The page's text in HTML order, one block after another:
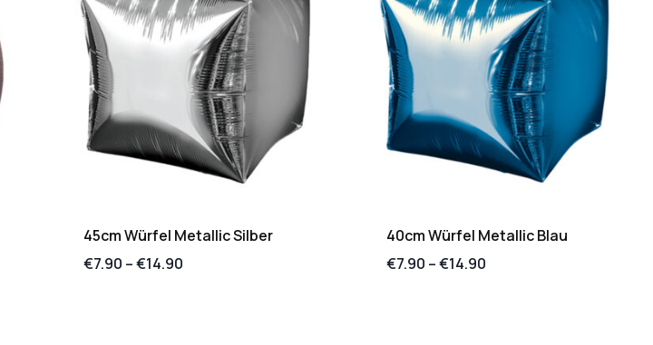
45cm Würfel Metallic Silber
€7.90 –€14.90
40cm Würfel Metallic Blau
€7.90 –€14.90